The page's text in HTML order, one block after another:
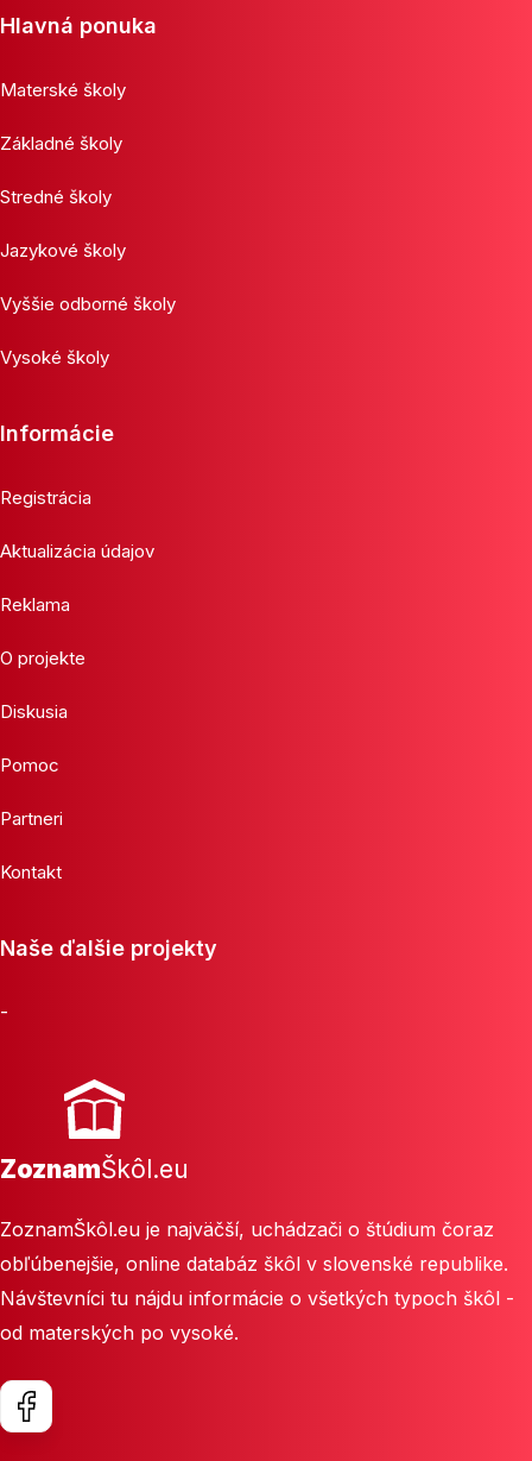
Hlavná ponuka
Materské školy
Základné školy
Stredné školy
Jazykové školy
Vyššie odborné školy
Vysoké školy
Informácie
Registrácia
Aktualizácia údajov
Reklama
O projekte
Diskusia
Pomoc
Partneri
Kontakt
Naše ďalšie projekty
-
ZoznamŠkôl.eu
ZoznamŠkôl.eu je najväčší, uchádzači o štúdium čoraz
obľúbenejšie, online databáz škôl v slovenské republike.
Návštevníci tu nájdu informácie o všetkých typoch škôl -
od materských po vysoké.